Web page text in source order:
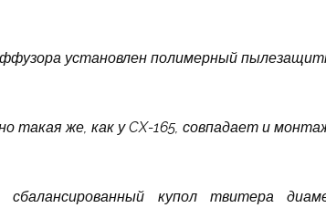
установлен полимерный
такая же, как у CX-165, совпадает и
сбалансированный купол твитера